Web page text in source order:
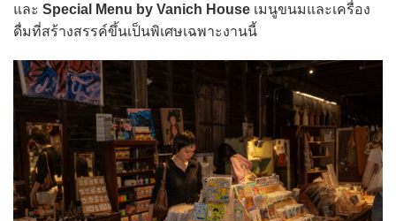
และ Special Menu by Vanich House เมนูขนมและเครื่อง
ดื่มที่สร้างสรรค์ขึ้นเป็นพิเศษเฉพาะงานนี้